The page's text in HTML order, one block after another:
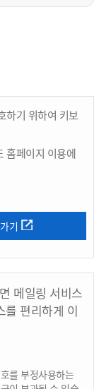
하기 위하여 키보
홈페이지 이용에
기
메일링 서비스
를 편리하게 이
를 부정사용하는